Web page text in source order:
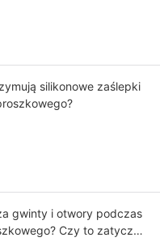
silikonowe zaślepki
gwinty i otwory podczas
Czy to zatyczki